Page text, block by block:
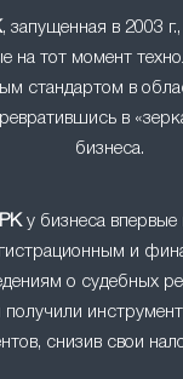
, запущенная в 2003
на тот момент
стандартом в
в
бизнеса.
у бизнеса впервые
и
о судебных
получили
снизив свои